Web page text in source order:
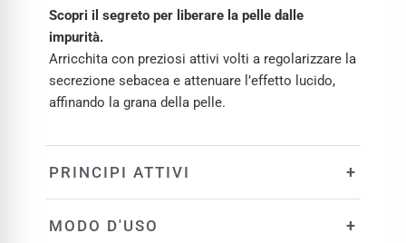
Scopri il segreto per liberare la pelle dalle
impurità.
Arricchita con preziosi attivi volti a regolarizzare la
secrezione sebacea e attenuare l’effetto lucido,
affinando la grana della pelle.
PRINCIPI ATTIVI +
MODO D'USO +